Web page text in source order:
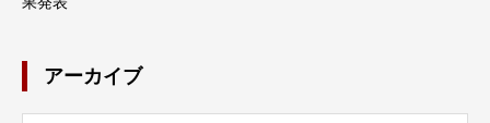
アーカイブ